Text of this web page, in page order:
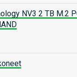
NV3 2 TB M.2